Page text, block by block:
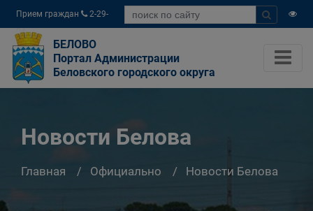
Прием граждан
2-29-
04
БЕЛОВО
Портал Администрации
Беловского городского округа
Новости Белова
Главная Официально Новости Белова